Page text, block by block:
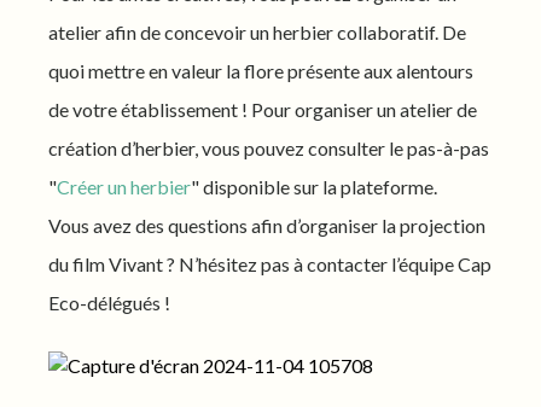
atelier afin de concevoir un herbier collaboratif. De
quoi mettre en valeur la flore présente aux alentours
de votre établissement ! Pour organiser un atelier de
création d’herbier, vous pouvez consulter le pas-à-pas
"Créer un herbier" disponible sur la plateforme.
Vous avez des questions afin d’organiser la projection
du film Vivant ? N’hésitez pas à contacter l’équipe Cap
Eco-délégués !